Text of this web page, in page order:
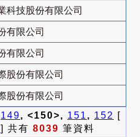
科技股份有限公司
有限公司
有限公司
股份有限公司
股份有限公司
149, <150>, 151 , 152
[
] 共有 8039 筆資料